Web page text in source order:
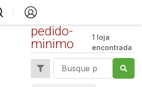
pedido-
minimo
1 loja
encontrada